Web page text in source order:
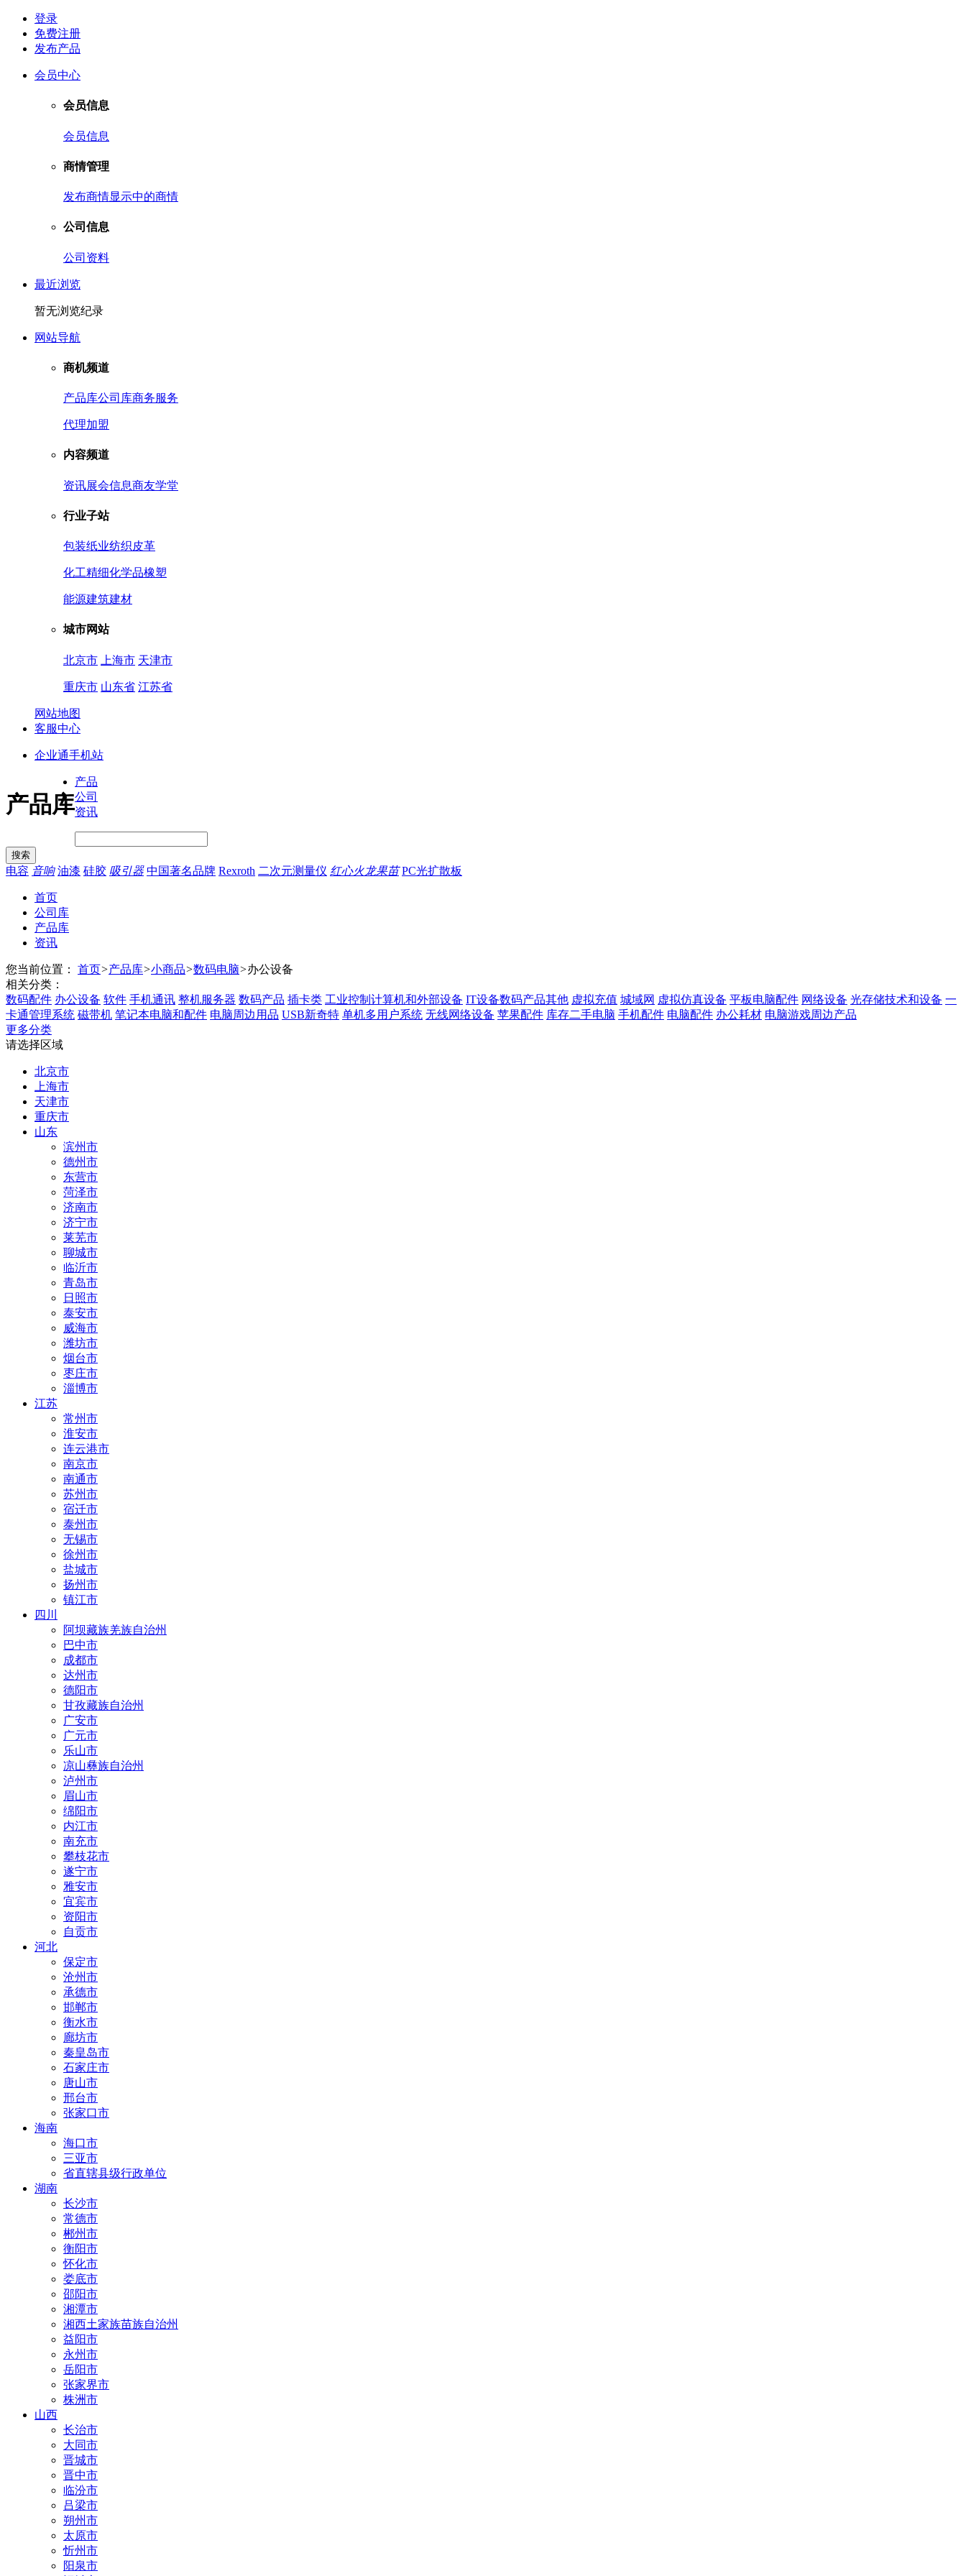
登录
免费注册
发布产品
会员中心
会员信息
会员信息
商情管理
发布商情显示中的商情
公司信息
公司资料
最近浏览
暂无浏览纪录
网站导航
商机频道
产品库公司库商务服务
代理加盟
内容频道
资讯展会信息商友学堂
行业子站
包装纸业纺织皮革
化工精细化学品橡塑
能源建筑建材
城市网站
北京市 上海市 天津市
重庆市 山东省 江苏省
网站地图
客服中心
企业通手机站
产品库
产品
公司
资讯
电容 音响 油漆 硅胶 吸引器 中国著名品牌 Rexroth 二次元测量仪 红心火龙果苗 PC光扩散板
首页
公司库
产品库
资讯
您当前位置： 首页>产品库>小商品>数码电脑>办公设备
相关分类：
数码配件 办公设备 软件 手机通讯 整机服务器 数码产品 插卡类 工业控制计算机和外部设备 IT设备数码产品其他 虚拟充值 城域网 虚拟仿真设备 平板电脑配件 网络设备 光存储技术和设备 一
卡通管理系统 磁带机 笔记本电脑和配件 电脑周边用品 USB新奇特 单机多用户系统 无线网络设备 苹果配件 库存二手电脑 手机配件 电脑配件 办公耗材 电脑游戏周边产品
更多分类
请选择区域
北京市
上海市
天津市
重庆市
山东
滨州市
德州市
东营市
菏泽市
济南市
济宁市
莱芜市
聊城市
临沂市
青岛市
日照市
泰安市
威海市
潍坊市
烟台市
枣庄市
淄博市
江苏
常州市
淮安市
连云港市
南京市
南通市
苏州市
宿迁市
泰州市
无锡市
徐州市
盐城市
扬州市
镇江市
四川
阿坝藏族羌族自治州
巴中市
成都市
达州市
德阳市
甘孜藏族自治州
广安市
广元市
乐山市
凉山彝族自治州
泸州市
眉山市
绵阳市
内江市
南充市
攀枝花市
遂宁市
雅安市
宜宾市
资阳市
自贡市
河北
保定市
沧州市
承德市
邯郸市
衡水市
廊坊市
秦皇岛市
石家庄市
唐山市
邢台市
张家口市
海南
海口市
三亚市
省直辖县级行政单位
湖南
长沙市
常德市
郴州市
衡阳市
怀化市
娄底市
邵阳市
湘潭市
湘西土家族苗族自治州
益阳市
永州市
岳阳市
张家界市
株洲市
山西
长治市
大同市
晋城市
晋中市
临汾市
吕梁市
朔州市
太原市
忻州市
阳泉市